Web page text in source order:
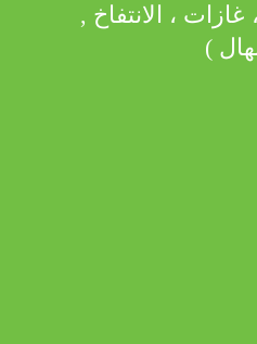
، الانتفاخ ,
)